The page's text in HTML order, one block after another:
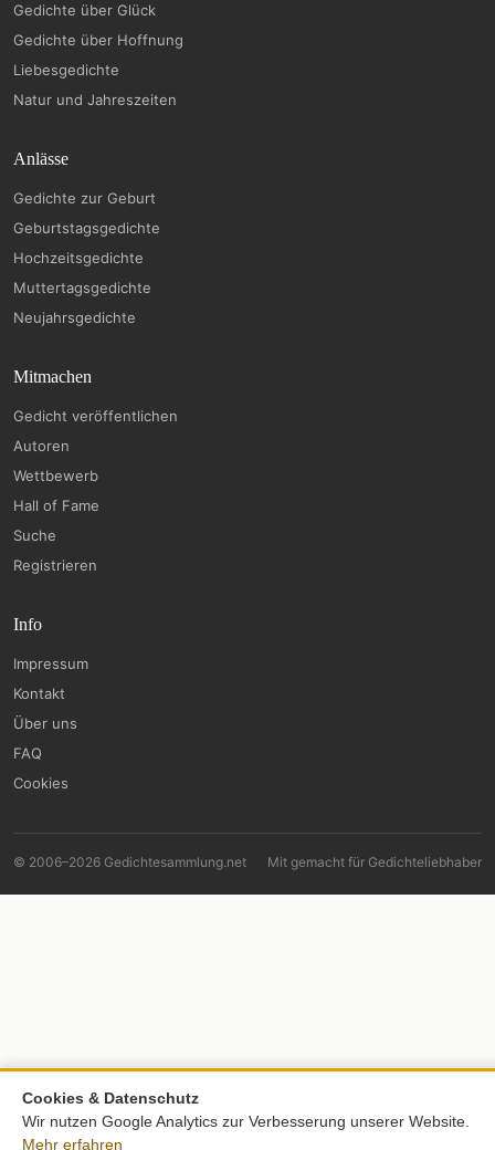
Gedichte über Glück
Gedichte über Hoffnung
Liebesgedichte
Natur und Jahreszeiten
Anlässe
Gedichte zur Geburt
Geburtstagsgedichte
Hochzeitsgedichte
Muttertagsgedichte
Neujahrsgedichte
Mitmachen
Gedicht veröffentlichen
Autoren
Wettbewerb
Hall of Fame
Suche
Registrieren
Info
Impressum
Kontakt
Über uns
FAQ
Cookies
© 2006–2026 Gedichtesammlung.net Mit gemacht für Gedichteliebhaber
Cookies & Datenschutz
Wir nutzen Google Analytics zur Verbesserung unserer Website.
Mehr erfahren